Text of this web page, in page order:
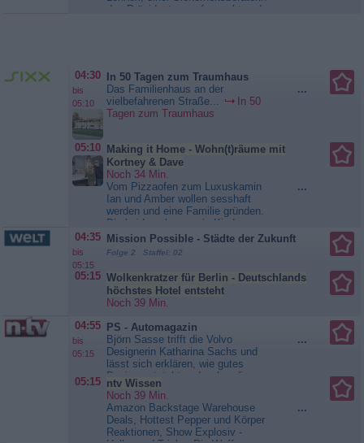
Food Paradise
des Präsidenten, aufgesucht und
Bei der Suche nach ihnen
entdeckte die Militärpatrouille den
Amerikaner...
Lie to Me
04:30
bis
05:10
In 50 Tagen zum Traumhaus
Das Familienhaus an der
vielbefahrenen Straße...
In 50
Tagen zum Traumhaus
...
05:10
Making it Home - Wohn(t)räume mit
Kortney & Dave
Noch 34 Min.
Vom Pizzaofen zum Luxuskamin
Ian und Amber wollen sesshaft
werden und eine Familie gründen.
Die beiden planen, ein Kind zu
adoptieren, und dafür benötigen sie
ein passendes Eigenheim. Kortney
und Dave nehmen das Projekt in
Angriff, doch das eingespielte
Team stößt bei der Renovierung
auf jede Menge Probleme. Können
sie das...
Wohn(t)räume mit Kortney & Dave
...
04:35
bis
05:15
Mission Possible - Städte der Zukunft
Folge 2 Staffel: 02
05:15 Wolkenkratzer für Berlin - Deutschlands
höchstes Hotel entsteht
Noch 39 Min.
04:55
bis
05:15
PS - Automagazin
Björn Sasse trifft die Volvo
Designerin Katharina Sachs und
lässt sich erklären, wie gutes
Design entsteht und woher die
Inspiration für typsch schwedische
Schönheit kommt. Wußten Sie,
was Schutzschild auf italienisch
heißt? Wir verrraten es Ihnen und
wir sagen Ihnen auch, was das mit
...
05:15 ntv Wissen
Noch 39 Min.
Amazon Backstage Warehouse
Deals, Hottest Pepper und Körper
Reaktionen, Show Explosiv -
...